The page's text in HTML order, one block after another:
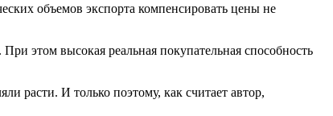
объемов экспорта компенсировать цены не
этом высокая реальная покупательная способность
расти. И только поэтому, как считает автор,